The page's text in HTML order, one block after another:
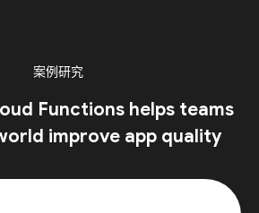
案例研究
Functions helps teams
improve app quality